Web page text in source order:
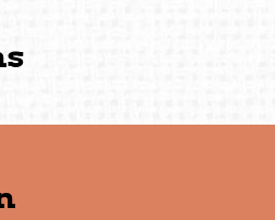
Geric Cruz)